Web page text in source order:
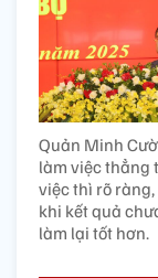
Quản Minh
làm việc thẳng
việc thì rõ
khi kết quả
làm lại tốt hơn.